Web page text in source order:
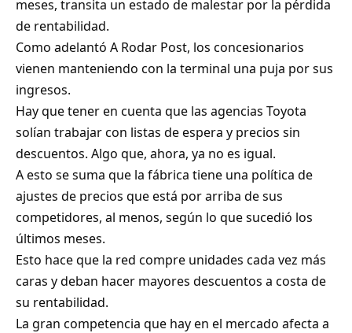
meses, transita un estado de malestar por la pérdida
de rentabilidad.
Como adelantó A Rodar Post, los concesionarios
vienen manteniendo con la terminal una puja por sus
ingresos.
Hay que tener en cuenta que las agencias Toyota
solían trabajar con listas de espera y precios sin
descuentos. Algo que, ahora, ya no es igual.
A esto se suma que la fábrica tiene una política de
ajustes de precios que está por arriba de sus
competidores, al menos, según lo que sucedió los
últimos meses.
Esto hace que la red compre unidades cada vez más
caras y deban hacer mayores descuentos a costa de
su rentabilidad.
La gran competencia que hay en el mercado afecta a